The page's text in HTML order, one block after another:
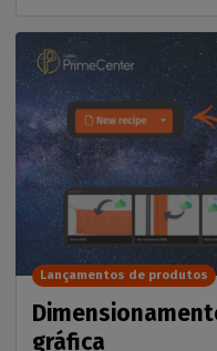
gráfica
Lançamentos de produtos